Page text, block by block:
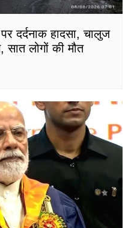
दर्दनाक हादसा, चालुज
लोगों की मौत